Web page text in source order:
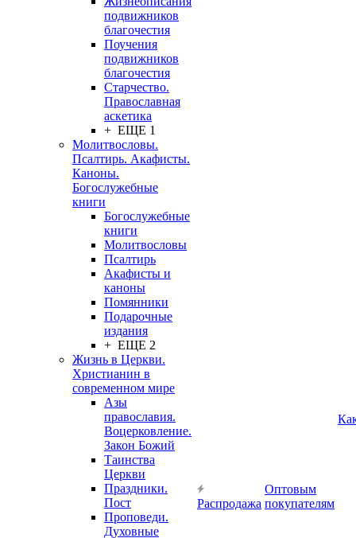
подвижников
благочестия
Поучения
подвижников
благочестия
Старчество.
Православная
аскетика
+ ЕЩЕ 1
Молитвословы.
Псалтирь. Акафисты.
Каноны.
Богослужебные
книги
Богослужебные
книги
Молитвословы
Псалтирь
Акафисты и
каноны
Помянники
Подарочные
издания
+ ЕЩЕ 2
Жизнь в Церкви.
Христианин в
современном мире
Азы
православия.
Воцерковление.
Закон Божий
Таинства
Церкви
Праздники.
Пост
Проповеди.
Духовные
Распродажа
Оптовым
покупателям